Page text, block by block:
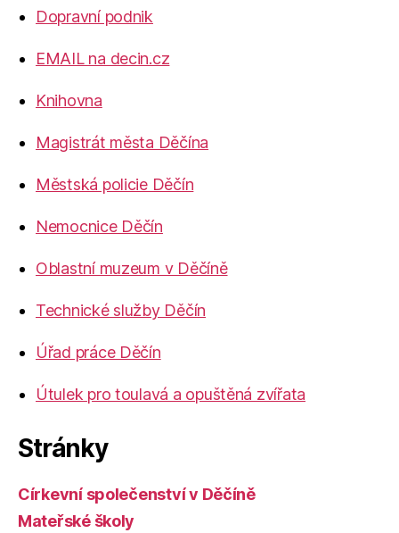
Dopravní podnik
EMAIL na decin.cz
Knihovna
Magistrát města Děčína
Městská policie Děčín
Nemocnice Děčín
Oblastní muzeum v Děčíně
Technické služby Děčín
Úřad práce Děčín
Útulek pro toulavá a opuštěná zvířata
Stránky
Církevní společenství v Děčíně
Mateřské školy